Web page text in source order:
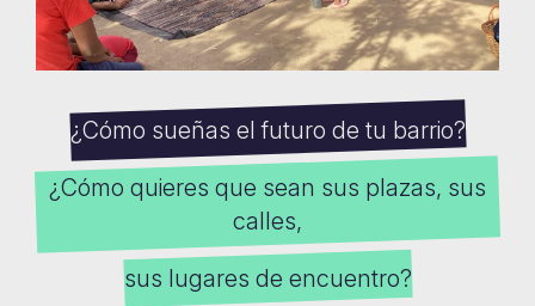
¿Cómo sueñas el futuro de tu barrio?
¿Cómo quieres que sean sus plazas, sus
calles,
sus lugares de encuentro?